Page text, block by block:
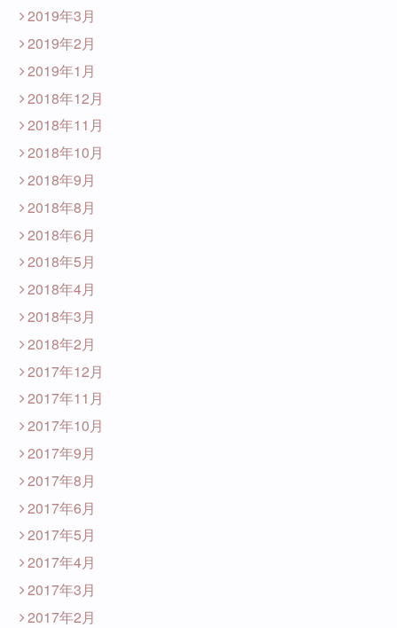
2019年3月
2019年2月
2019年1月
2018年12月
2018年11月
2018年10月
2018年9月
2018年8月
2018年6月
2018年5月
2018年4月
2018年3月
2018年2月
2017年12月
2017年11月
2017年10月
2017年9月
2017年8月
2017年6月
2017年5月
2017年4月
2017年3月
2017年2月